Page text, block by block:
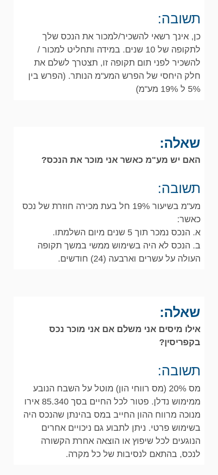
תשובה:
כן, אינך רשאי להשכיר/למכור את הנכס שלך
לתקופה של 10 שנים. במידה ותחליט למכור /
להשכיר לפני תום תקופה זו, תצטרך לשלם את
חלק היחסי של הפרש המע"מ הנותר. (הפרש בין
5% ל 19% מע"מ)
שאלה:
האם יש מע"מ כאשר אני מוכר את הנכס?
תשובה:
מע"מ בשיעור 19% חל בעת מכירה חוזרת של נכס
כאשר:
‏א. הנכס נמכר תוך 5 שנים מיום השלמתו.
‏ב. הנכס לא היה בשימוש ממשי במשך תקופה
העולה על עשרים וארבעה (24) חודשים.
שאלה:
אילו מיסים אני משלם אם אני מוכר נכס
בקפריסין?
תשובה:
מס 20% (מס רווחי הון) מוטל על השבח הנובע
ממימוש נדלן. פטור לכל החיים בסך 85.340 אירו
מנוכה מרווח ההון החייב במס בהינתן שהנכס היה
בשימוש פרטי. ניתן לתבוע גם ניכויים אחרים
הנוגעים לכל שיפוץ או הוצאה אחרת הקשורה
לנכס, בהתאם לנסיבות של כל מקרה.